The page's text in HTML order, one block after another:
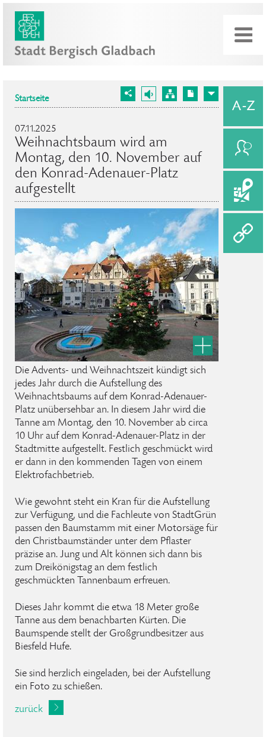
Startseite
07.11.2025
Weihnachtsbaum wird am
Montag, den 10. November auf
den Konrad-Adenauer-Platz
aufgestellt
Die Advents- und Weihnachtszeit kündigt sich
jedes Jahr durch die Aufstellung des
Weihnachtsbaums auf dem Konrad-Adenauer-
Platz unübersehbar an. In diesem Jahr wird die
Tanne am Montag, den 10. November ab circa
10 Uhr auf dem Konrad-Adenauer-Platz in der
Stadtmitte aufgestellt. Festlich geschmückt wird
er dann in den kommenden Tagen von einem
Elektrofachbetrieb.
Wie gewohnt steht ein Kran für die Aufstellung
zur Verfügung, und die Fachleute von StadtGrün
passen den Baumstamm mit einer Motorsäge für
den Christbaumständer unter dem Pflaster
präzise an. Jung und Alt können sich dann bis
zum Dreikönigstag an dem festlich
geschmückten Tannenbaum erfreuen.
Dieses Jahr kommt die etwa 18 Meter große
Tanne aus dem benachbarten Kürten. Die
Baumspende stellt der Großgrundbesitzer aus
Biesfeld Hufe.
Sie sind herzlich eingeladen, bei der Aufstellung
ein Foto zu schießen.
zurück